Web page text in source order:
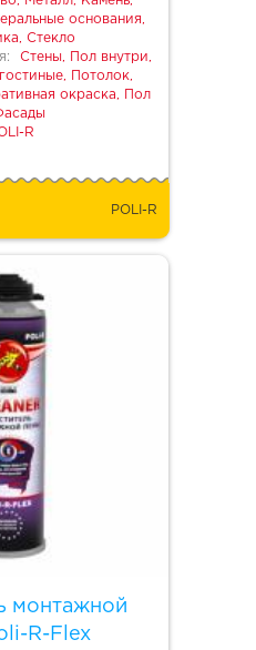
основания,
Стекло
Стены, Пол внутри,
Потолок,
окраска, Пол
R
POLI-R
монтажной
R-Flex